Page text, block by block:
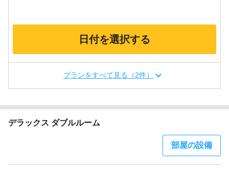
日付を選択する
プランをすべて見る（2件）
デラックス ダブルルーム
部屋の設備